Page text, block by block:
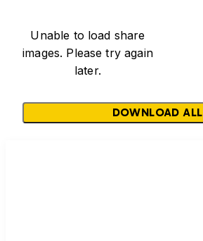
Unable to load share
images. Please try again
later.
DOWNLOAD ALL